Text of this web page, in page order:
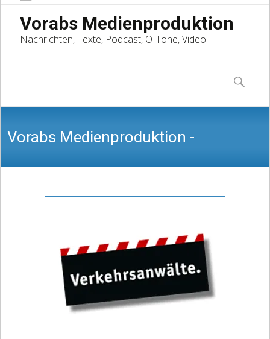
Vorabs Medienproduktion
Nachrichten, Texte, Podcast, O-Töne, Video
content
Suchen
nach:
Vorabs Medienproduktion -
Nachrichten, Texte, Podcast, O-Töne,